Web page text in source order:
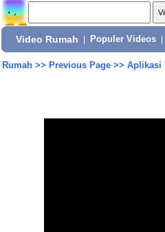
Video Rumah Populer Videos
Rumah>> Previous Page>> Aplikasi